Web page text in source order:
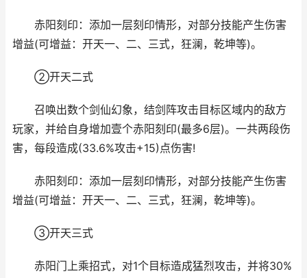
赤阳刻印：添加一层刻印情形，对部分技能产生伤害
增益(可增益：开天一、二、三式，狂澜，乾坤等)。
②开天二式
召唤出数个剑仙幻象，结剑阵攻击目标区域内的敌方
玩家，并给自身增加壹个赤阳刻印(最多6层)。一共两段伤
害，每段造成(33.6%攻击+15)点伤害!
赤阳刻印：添加一层刻印情形，对部分技能产生伤害
增益(可增益：开天一、二、三式，狂澜，乾坤等)。
③开天三式
赤阳门上乘招式，对1个目标造成猛烈攻击，并将30%